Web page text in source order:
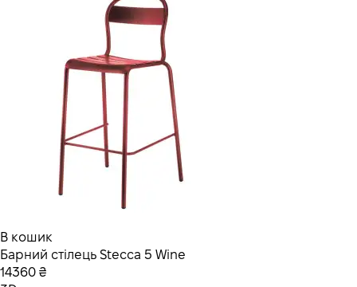
В кошик
Барний стілець Stecca 5 Wine
14360 ₴